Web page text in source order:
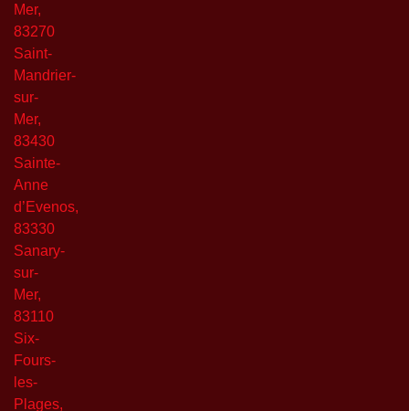
Mer,
83270
Saint-
Mandrier-
sur-
Mer,
83430
Sainte-
Anne
d’Evenos,
83330
Sanary-
sur-
Mer,
83110
Six-
Fours-
les-
Plages,